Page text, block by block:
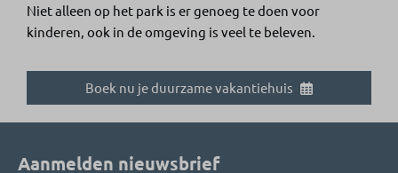
Niet alleen op het park is er genoeg te doen voor
kinderen, ook in de omgeving is veel te beleven.
Boek nu je duurzame vakantiehuis
Aanmelden nieuwsbrief